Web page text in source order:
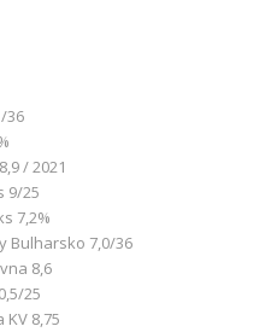
36
/ 2021
9/25
7,2%
Bulharsko 7,0/36
8,6
25
8,75